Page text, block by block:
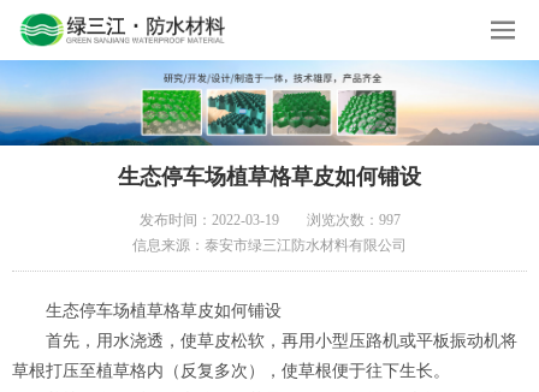
生态停车场植草格草皮如何铺设
发布时间：2022-03-19
浏览次数：997
信息来源：泰安市绿三江防水材料有限公司
生态停车场植草格草皮如何铺设
首先，用水浇透，使草皮松软，再用小型压路机或平板振动机将
草根打压至植草格内（反复多次），使草根便于往下生长。